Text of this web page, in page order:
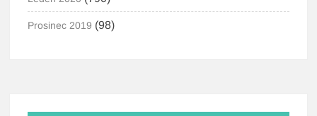
Prosinec 2019 (98)